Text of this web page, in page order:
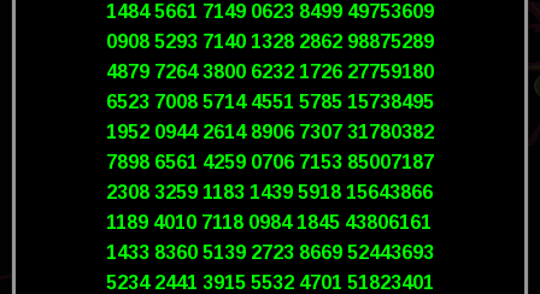
1484 5661 7149 0623 8499 49753609
0908 5293 7140 1328 2862 98875289
4879 7264 3800 6232 1726 27759180
6523 7008 5714 4551 5785 15738495
1952 0944 2614 8906 7307 31780382
7898 6561 4259 0706 7153 85007187
2308 3259 1183 1439 5918 15643866
1189 4010 7118 0984 1845 43806161
1433 8360 5139 2723 8669 52443693
5234 2441 3915 5532 4701 51823401